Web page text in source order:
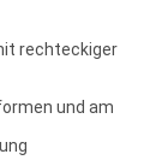
rechteckiger
und am